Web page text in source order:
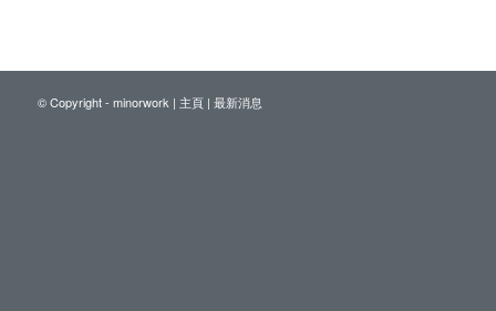
© Copyright - minorwork | 主頁| 最新消息